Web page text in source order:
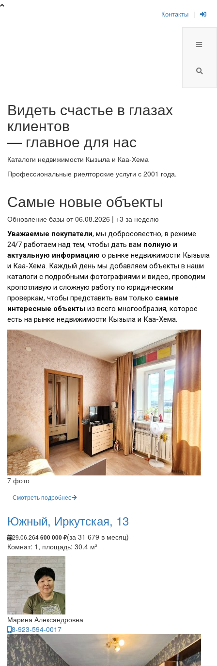
Контакты |
Брокер
Плюс
риелторская
компания
Видеть счастье в глазах
клиентов
— главное для нас
Каталоги недвижимости Кызыла и Каа-Хема
Профессиональные риелторские услуги с 2001 года.
Самые новые объекты
Обновление базы от 06.08.2026 | +3 за неделю
Уважаемые покупатели, мы добросовестно, в режиме
24/7 работаем над тем, чтобы дать вам полную и
актуальную информацию о рынке недвижимости Кызыла
и Каа-Хема. Каждый день мы добавляем объекты в наши
каталоги с подробными фотографиями и видео, проводим
кропотливую и сложную работу по юридическим
проверкам, чтобы представить вам только самые
интересные объекты из всего многообразия, которое
есть на рынке недвижимости Кызыла и Каа-Хема.
7 фото
Смотреть подробнее
Южный, Иркутская, 13
29.06.264 600 000 ₽(за 31 679 в месяц)
Комнат: 1, площадь: 30.4 м²
Марина Александровна
8-923-594-0017